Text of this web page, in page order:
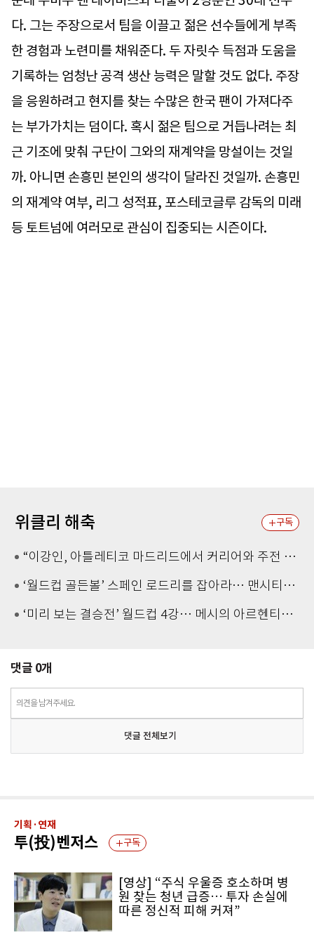
다. 그는 주장으로서 팀을 이끌고 젊은 선수들에게 부족
한 경험과 노련미를 채워준다. 두 자릿수 득점과 도움을
기록하는 엄청난 공격 생산 능력은 말할 것도 없다. 주장
을 응원하려고 현지를 찾는 수많은 한국 팬이 가져다주
는 부가가치는 덤이다. 혹시 젊은 팀으로 거듭나려는 최
근 기조에 맞춰 구단이 그와의 재계약을 망설이는 것일
까. 아니면 손흥민 본인의 생각이 달라진 것일까. 손흥민
의 재계약 여부, 리그 성적표, 포스테코글루 감독의 미래
등 토트넘에 여러모로 관심이 집중되는 시즌이다.
위클리 해축 구독
“이강인, 아틀레티코 마드리드에서 커리어와 주전 입지 다 잡을 것”
‘월드컵 골든볼’ 스페인 로드리를 잡아라… 맨시티·레알 치열한 영입 경쟁
‘미리 보는 결승전’ 월드컵 4강… 메시의 아르헨티나, 경기 초반 잉글랜드 기선 제압이 관건
댓글 0개
의견을 남겨주세요.
댓글 전체보기
기획·연재
투(投)벤저스 구독
[영상] “주식 우울증 호소하며 병
원 찾는 청년 급증… 투자 손실에
따른 정신적 피해 커져”